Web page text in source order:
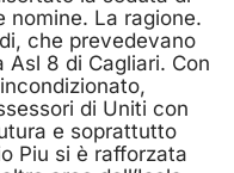
nomine. La ragione.
che prevedevano
Asl 8 di Cagliari. Con
di Uniti con
e soprattutto
Piu si è rafforzata